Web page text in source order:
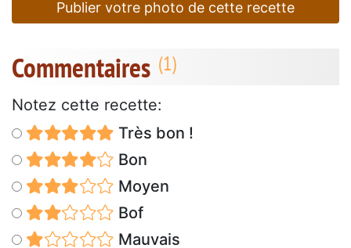
Publier votre photo de cette recette
Commentaires
Notez cette recette:
Très bon !
Bon
Moyen
Bof
Mauvais